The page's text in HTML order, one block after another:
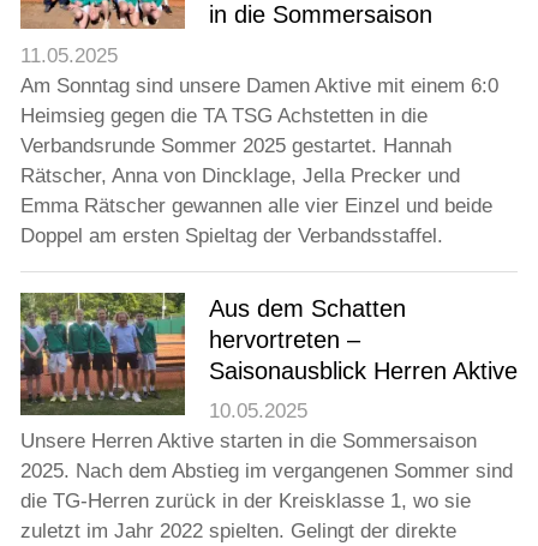
in die Sommersaison
11.05.2025
Am Sonntag sind unsere Damen Aktive mit einem 6:0
Heimsieg gegen die TA TSG Achstetten in die
Verbandsrunde Sommer 2025 gestartet. Hannah
Rätscher, Anna von Dincklage, Jella Precker und
Emma Rätscher gewannen alle vier Einzel und beide
Doppel am ersten Spieltag der Verbandsstaffel.
Aus dem Schatten
hervortreten –
Saisonausblick Herren Aktive
10.05.2025
Unsere Herren Aktive starten in die Sommersaison
2025. Nach dem Abstieg im vergangenen Sommer sind
die TG-Herren zurück in der Kreisklasse 1, wo sie
zuletzt im Jahr 2022 spielten. Gelingt der direkte